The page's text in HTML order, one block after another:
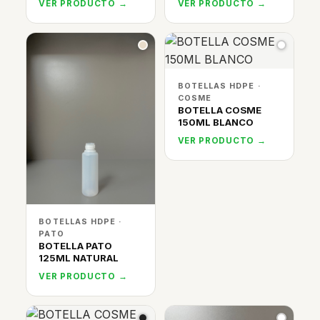
VER PRODUCTO → VER PRODUCTO →
BOTELLAS HDPE ·
PATO
BOTELLA PATO
125ML NATURAL
VER PRODUCTO →
BOTELLAS HDPE ·
COSME
BOTELLA COSME
150ML BLANCO
VER PRODUCTO →